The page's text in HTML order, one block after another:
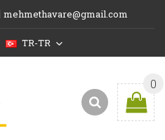
mehmethavare@gmail.com
TR-TR
0